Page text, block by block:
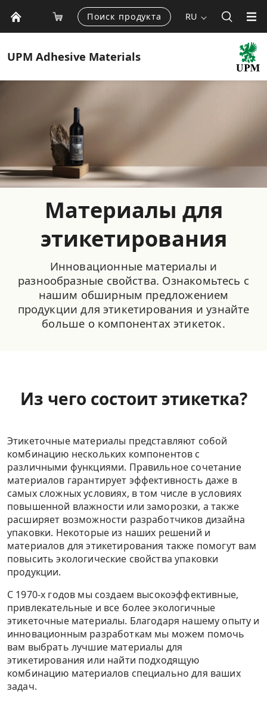
Поиск продукта RU
UPM Adhesive Materials
Материалы для
этикетирования
Инновационные материалы и
разнообразные свойства. Ознакомьтесь с
нашим обширным предложением
продукции для этикетирования и узнайте
больше о компонентах этикеток.
Из чего состоит этикетка?
Этикеточные материалы представляют собой
комбинацию нескольких компонентов с
различными функциями. Правильное сочетание
материалов гарантирует эффективность даже в
самых сложных условиях, в том числе в условиях
повышенной влажности или заморозки, а также
расширяет возможности разработчиков дизайна
упаковки. Некоторые из наших решений и
материалов для этикетирования также помогут вам
повысить экологические свойства упаковки
продукции.
С 1970-х годов мы создаем высокоэффективные,
привлекательные и все более экологичные
этикеточные материалы. Благодаря нашему опыту и
инновационным разработкам мы можем помочь
вам выбрать лучшие материалы для
этикетирования или найти подходящую
комбинацию материалов специально для ваших
задач.